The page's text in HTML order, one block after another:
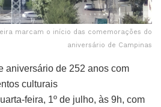
marcam o início das comemorações do
aniversário de Campinas
aniversário de 252 anos com
culturais
feira, 1º de julho, às 9h, com